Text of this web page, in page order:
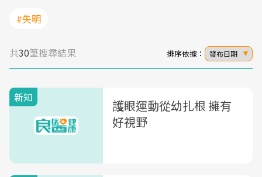
#失明
共30筆搜尋結果 排序依據： 發布日期
新知
護眼運動從幼扎根 擁有
好視野